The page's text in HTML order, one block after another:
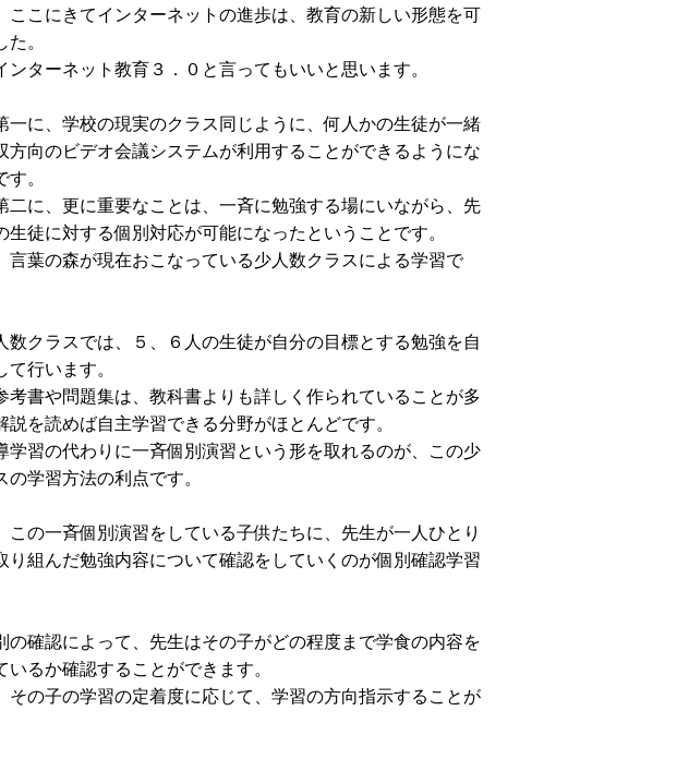
こにきてインターネットの進歩は、教育の新しい形態を可
。
ターネット教育３．０と言ってもいいと思います。
に、学校の現実のクラス同じように、何人かの生徒が一緒
方向のビデオ会議システムが利用することができるようにな
。
に、更に重要なことは、一斉に勉強する場にいながら、先
生徒に対する個別対応が可能になったということです。
葉の森が現在おこなっている少人数クラスによる学習で
クラスでは、５、６人の生徒が自分の目標とする勉強を自
行います。
書や問題集は、教科書よりも詳しく作られていることが多
説を読めば自主学習できる分野がほとんどです。
習の代わりに一斉個別演習という形を取れるのが、この少
の学習方法の利点です。
の一斉個別演習をしている子供たちに、先生が一人ひとり
り組んだ勉強内容について確認をしていくのが個別確認学習
確認によって、先生はその子がどの程度まで学食の内容を
いるか確認することができます。
の子の学習の定着度に応じて、学習の方向指示することが